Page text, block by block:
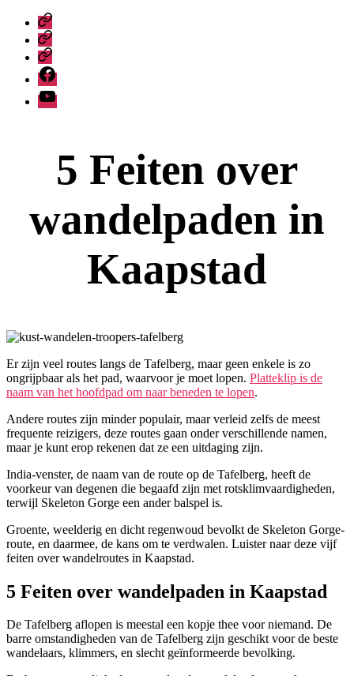
TripAdvisor
Hallo
Peter
TrustPilot
Facebook
YouTube
5 Feiten over
wandelpaden in
Kaapstad
Er zijn veel routes langs de Tafelberg, maar geen enkele is zo
ongrijpbaar als het pad, waarvoor je moet lopen. Platteklip is de
naam van het hoofdpad om naar beneden te lopen.
Andere routes zijn minder populair, maar verleid zelfs de meest
frequente reizigers, deze routes gaan onder verschillende namen,
maar je kunt erop rekenen dat ze een uitdaging zijn.
India-venster, de naam van de route op de Tafelberg, heeft de
voorkeur van degenen die begaafd zijn met rotsklimvaardigheden,
terwijl Skeleton Gorge een ander balspel is.
Groente, weelderig en dicht regenwoud bevolkt de Skeleton Gorge-
route, en daarmee, de kans om te verdwalen. Luister naar deze vijf
feiten over wandelroutes in Kaapstad.
5 Feiten over wandelpaden in Kaapstad
De Tafelberg aflopen is meestal een kopje thee voor niemand. De
barre omstandigheden van de Tafelberg zijn geschikt voor de beste
wandelaars, klimmers, en slecht geïnformeerde bevolking.